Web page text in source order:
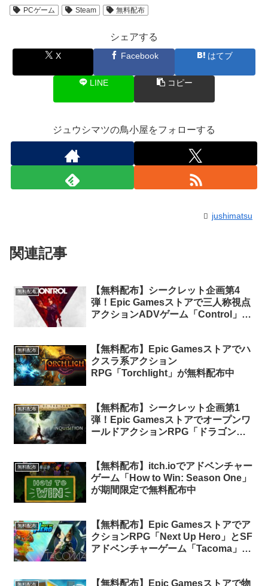
PCゲーム Steam 無料配布
シェアする
X Facebook はてブ
LINE コピー
ジュウシマツの鳥小屋をフォローする
jushimatsu
関連記事
無料配布
【無料配布】シークレット企画第4
弾！Epic Gamesストアで三人称視点
アクションADVゲーム「Control」が
無料配布
【無料配布】Epic Gamesストアでハ
クスラ系アクション
RPG「Torchlight」が無料配布中
無料配布
【無料配布】シークレット企画第1
弾！Epic Gamesストアでオープンワ
ールドアクションRPG「ドラゴンエ
無料配布
【無料配布】itch.ioでアドベンチャー
ゲーム「How to Win: Season One」
が期間限定で無料配布中
無料配布
【無料配布】Epic Gamesストアでア
クションRPG「Next Up Hero」とSF
アドベンチャーゲーム「Tacoma」が
無料配布
【無料配布】Epic Gamesストアで物